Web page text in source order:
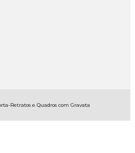
Retratos e Quadros com Gravata